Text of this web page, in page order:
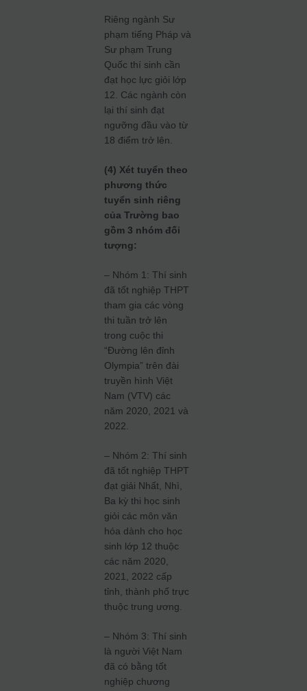
Riêng ngành Sư
phạm tiếng Pháp và
Sư phạm Trung
Quốc thí sinh cần
đạt học lực giỏi lớp
12. Các ngành còn
lại thí sinh đạt
ngưỡng đầu vào từ
18 điểm trở lên.
(4) Xét tuyển theo
phương thức
tuyển sinh riêng
của Trường bao
gồm 3 nhóm đối
tượng:
– Nhóm 1: Thí sinh
đã tốt nghiệp THPT
tham gia các vòng
thi tuần trở lên
trong cuộc thi
“Đường lên đỉnh
Olympia” trên đài
truyền hình Việt
Nam (VTV) các
năm 2020, 2021 và
2022.
– Nhóm 2: Thí sinh
đã tốt nghiệp THPT
đạt giải Nhất, Nhì,
Ba kỳ thi học sinh
giỏi các môn văn
hóa dành cho học
sinh lớp 12 thuộc
các năm 2020,
2021, 2022 cấp
tỉnh, thành phố trực
thuộc trung ương.
– Nhóm 3: Thí sinh
là người Việt Nam
đã có bằng tốt
nghiệp chương